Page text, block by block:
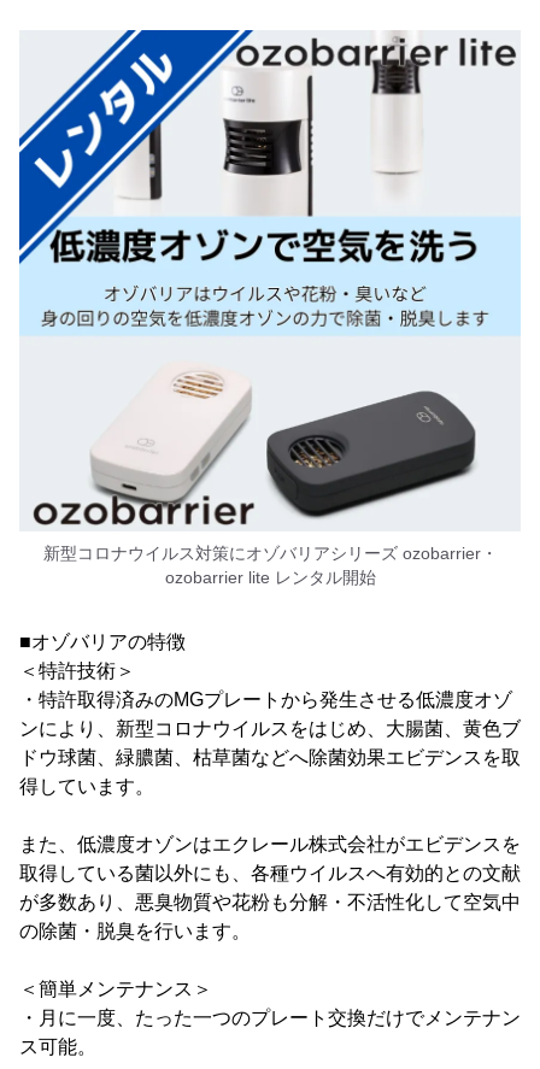
新型コロナウイルス対策にオゾバリアシリーズ ozobarrier・
ozobarrier lite レンタル開始
■オゾバリアの特徴
＜特許技術＞
・特許取得済みのMGプレートから発生させる低濃度オゾ
ンにより、新型コロナウイルスをはじめ、大腸菌、黄色ブ
ドウ球菌、緑膿菌、枯草菌などへ除菌効果エビデンスを取
得しています。
また、低濃度オゾンはエクレール株式会社がエビデンスを
取得している菌以外にも、各種ウイルスへ有効的との文献
が多数あり、悪臭物質や花粉も分解・不活性化して空気中
の除菌・脱臭を行います。
＜簡単メンテナンス＞
・月に一度、たった一つのプレート交換だけでメンテナン
ス可能。